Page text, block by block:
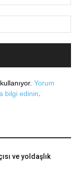
Yorum
bilgi edinin
ve yoldaşlık